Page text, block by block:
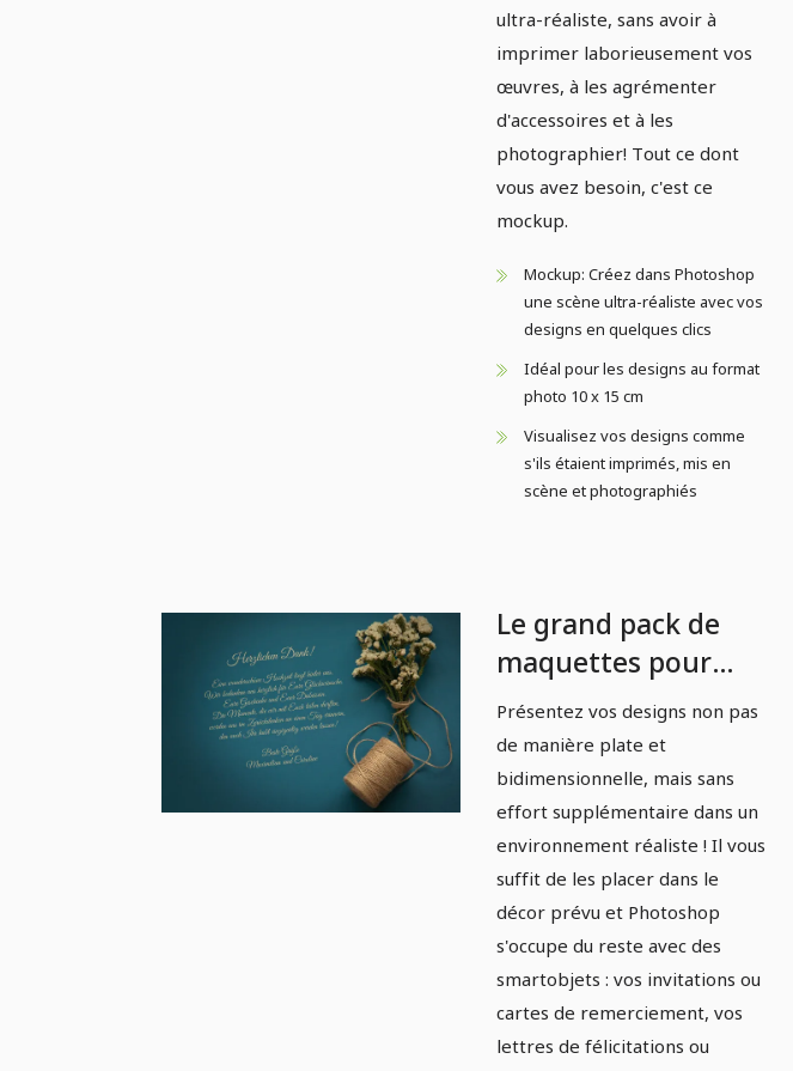
ultra-réaliste, sans avoir à
imprimer laborieusement vos
œuvres, à les agrémenter
d'accessoires et à les
photographier! Tout ce dont
vous avez besoin, c'est ce
mockup.
Mockup: Créez dans Photoshop
une scène ultra-réaliste avec vos
designs en quelques clics
Idéal pour les designs au format
photo 10 x 15 cm
Visualisez vos designs comme
s'ils étaient imprimés, mis en
scène et photographiés
Le grand pack de
maquettes pour
mariages,
anniversaires et
fêtes - Version 03
Présentez vos designs non pas
de manière plate et
bidimensionnelle, mais sans
effort supplémentaire dans un
environnement réaliste ! Il vous
suffit de les placer dans le
décor prévu et Photoshop
s'occupe du reste avec des
smartobjets : vos invitations ou
cartes de remerciement, vos
lettres de félicitations ou